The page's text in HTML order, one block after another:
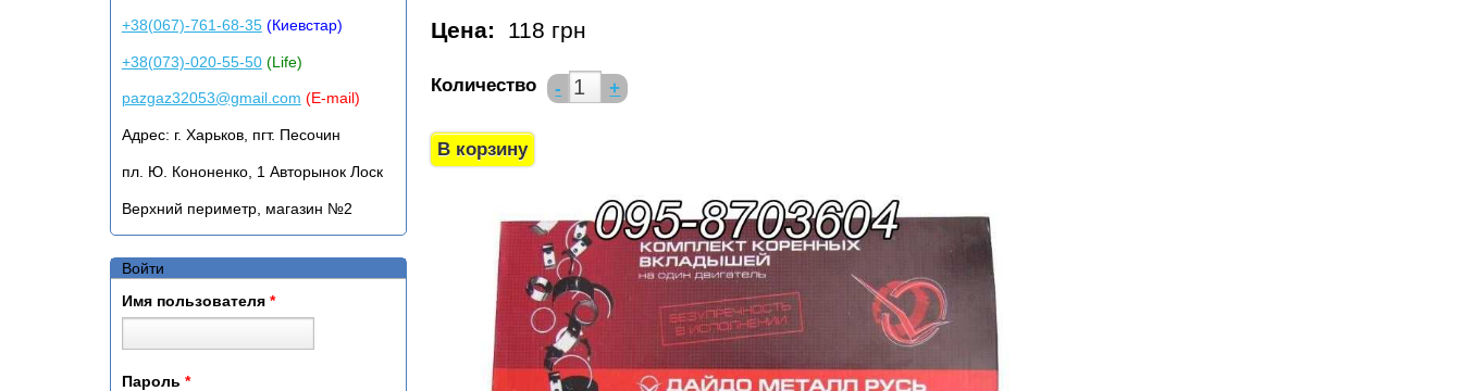
Цена: 118 грн
Количество - +
+38(067)-761-68-35(Киевстар)
+38(073)-020-55-50(Life)
pazgaz32053@gmail.com (E-mail)
Адрес: г. Харьков, пгт. Песочин
пл. Ю. Кононенко, 1 Авторынок Лоск
Верхний периметр, магазин №2
Войти
Имя пользователя *
Пароль *